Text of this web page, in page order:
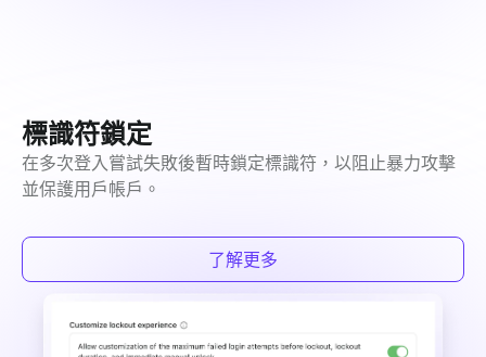
標識符鎖定
在多次登入嘗試失敗後暫時鎖定標識符，以阻止暴力攻擊
並保護用戶帳戶。
了解更多